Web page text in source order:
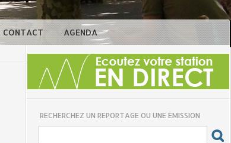
CONTACT AGENDA
RECHERCHEZ UN REPORTAGE OU UNE ÉMISSION